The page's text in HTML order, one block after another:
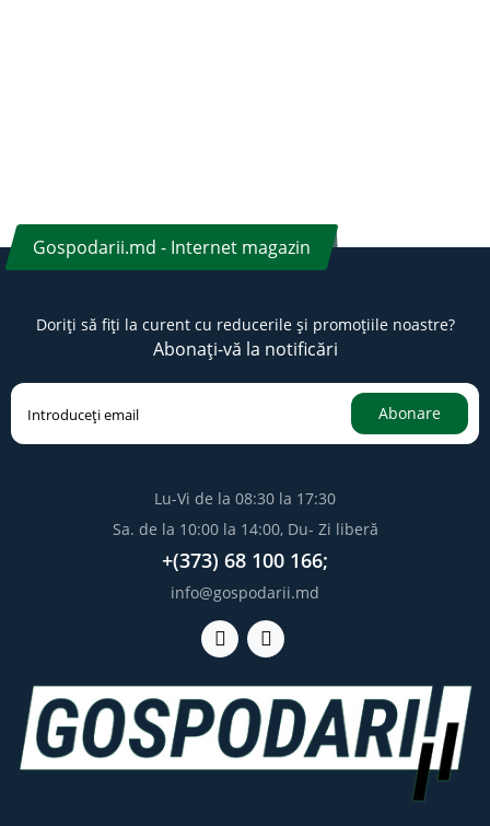
Gospodarii.md - Internet magazin
Doriți să fiți la curent cu reducerile și promoțiile noastre?
Abonați-vă la notificări
Abonare
Lu-Vi de la 08:30 la 17:30
Sa. de la 10:00 la 14:00, Du- Zi liberă
+(373) 68 100 166;
info@gospodarii.md